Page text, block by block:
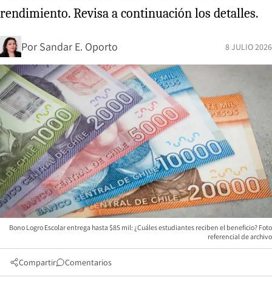
rendimiento. Revisa a continuación los detalles.
Por Sandar E. Oporto 8 JULIO 2026
Bono Logro Escolar entrega hasta $85 mil: ¿Cuáles estudiantes reciben el beneficio? Foto
referencial de archivo
Compartir Comentarios